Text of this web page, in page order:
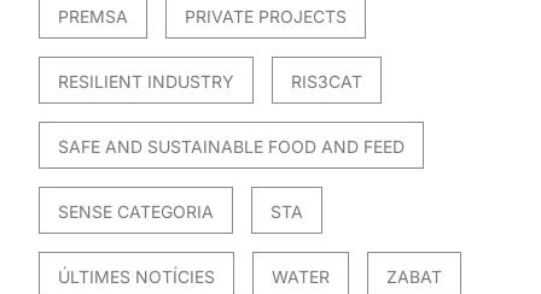
PREMSA PRIVATE PROJECTS
RESILIENT INDUSTRY RIS3CAT
SAFE AND SUSTAINABLE FOOD AND FEED
SENSE CATEGORIA STA
ÚLTIMES NOTÍCIES WATER ZABAT